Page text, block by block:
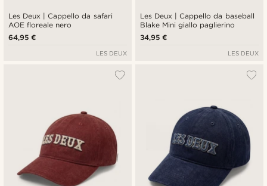
Les Deux | Cappello da safari
AOE floreale nero
64,95 €
LES DEUX
Les Deux | Cappello da baseball
Blake Mini giallo paglierino
34,95 €
LES DEUX